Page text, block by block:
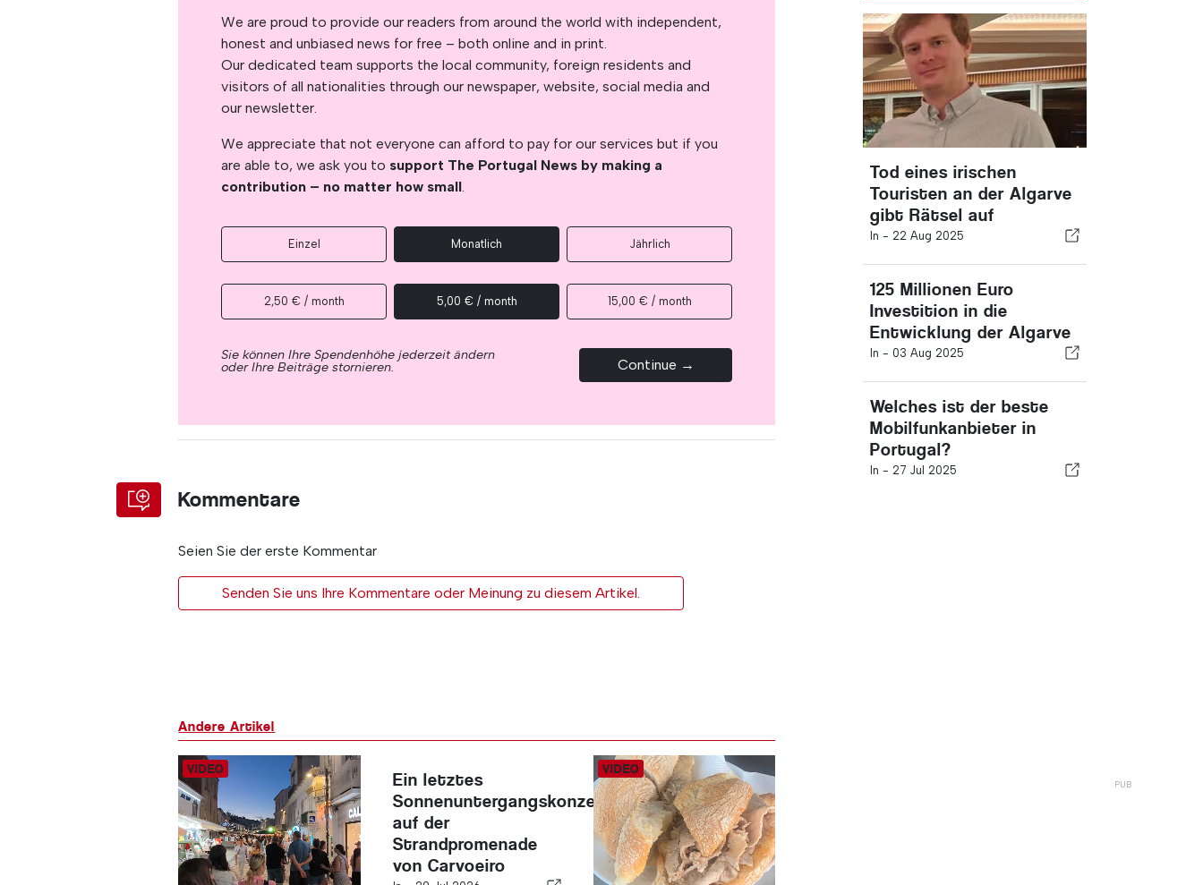
We are proud to provide our readers from around the world with independent,
honest and unbiased news for free – both online and in print.
Our dedicated team supports the local community, foreign residents and
visitors of all nationalities through our newspaper, website, social media and
our newsletter.
We appreciate that not everyone can afford to pay for our services but if you
are able to, we ask you to support The Portugal News by making a
contribution – no matter how small.
Einzel Monatlich Jährlich
2,50 € / month 5,00 € / month 15,00 € / month
Sie können Ihre Spendenhöhe jederzeit ändern
oder Ihre Beiträge stornieren. Continue →
Kommentare
Seien Sie der erste Kommentar
Senden Sie uns Ihre Kommentare oder Meinung zu diesem Artikel.
Tod eines irischen
Touristen an der Algarve
gibt Rätsel auf
In - 22 Aug 2025
125 Millionen Euro
Investition in die
Entwicklung der Algarve
In - 03 Aug 2025
Welches ist der beste
Mobilfunkanbieter in
Portugal?
In - 27 Jul 2025
Andere Artikel
Ein letztes
Sonnenuntergangskonzert
auf der
Strandpromenade
von Carvoeiro